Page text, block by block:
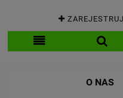
O NAS